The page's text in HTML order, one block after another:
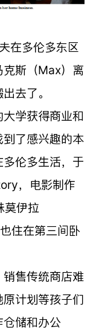
在多伦多东区
斯（Max）离
去了。
学获得商业和
了感兴趣的本
伦多生活，于
，电影制作
莫伊拉
住在第三间卧
售传统商店难
计划等孩子们
储和办公